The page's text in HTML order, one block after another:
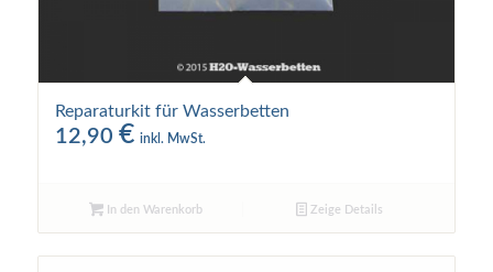
Reparaturkit für Wasserbetten
12,90 € inkl. MwSt.
In den Warenkorb Zeige Details